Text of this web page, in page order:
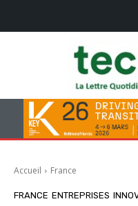
Accueil France
FRANCE ENTREPRISES